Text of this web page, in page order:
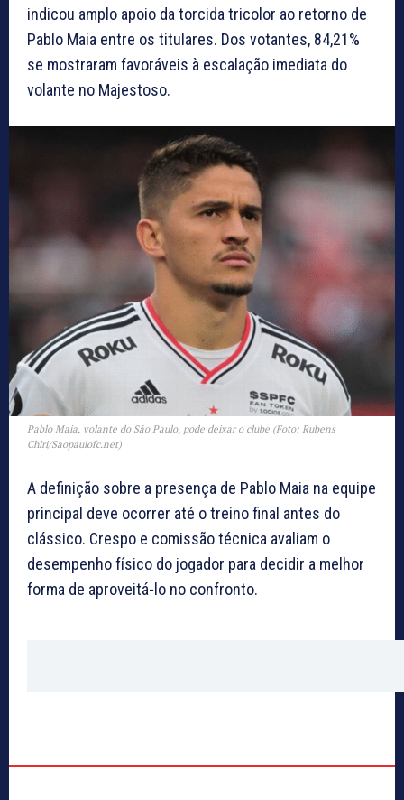
indicou amplo apoio da torcida tricolor ao retorno de
Pablo Maia entre os titulares. Dos votantes, 84,21%
se mostraram favoráveis à escalação imediata do
volante no Majestoso.
Pablo Maia, volante do São Paulo, pode deixar o clube (Foto: Rubens
Chiri/Saopaulofc.net)
A definição sobre a presença de Pablo Maia na equipe
principal deve ocorrer até o treino final antes do
clássico. Crespo e comissão técnica avaliam o
desempenho físico do jogador para decidir a melhor
forma de aproveitá-lo no confronto.